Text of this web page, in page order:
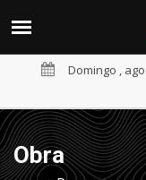
Domingo , ago
Obra